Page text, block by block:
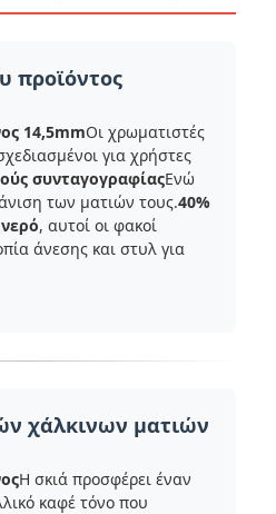
προϊόντος
14,5mmΟι χρωματιστές
για χρήστες
συνταγογραφίαςΕνώ
των ματιών τους.40%
, αυτοί οι φακοί
άνεσης και στυλ για
χάλκινων ματιών
Η σκιά προσφέρει έναν
καφέ τόνο που